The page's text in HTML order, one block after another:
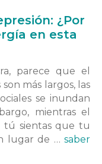
¿Por
en esta
parece que el
más largos, las
se inundan
mientras el
tú sientas que tu
lugar de … saber